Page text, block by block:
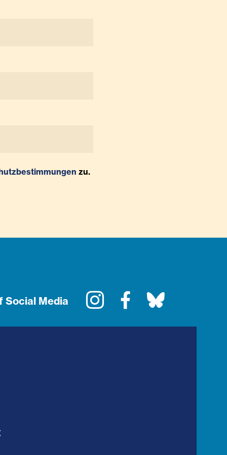
zu.
Social Media InstagramFacebook